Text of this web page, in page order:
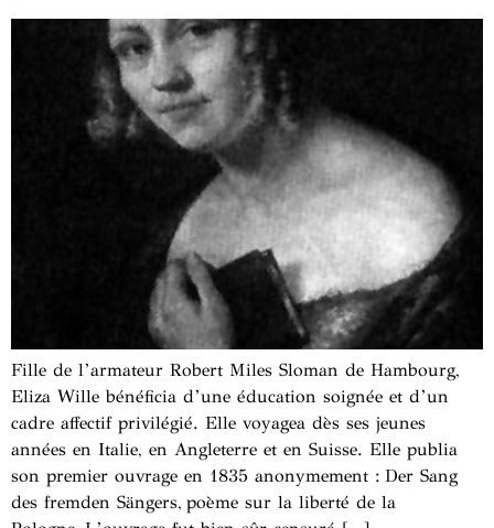
Fille de l’armateur Robert Miles Sloman de Hambourg,
Eliza Wille bénéficia d’une éducation soignée et d’un
cadre affectif privilégié. Elle voyagea dès ses jeunes
années en Italie, en Angleterre et en Suisse. Elle publia
son premier ouvrage en 1835 anonymement : Der Sang
des fremden Sängers, poème sur la liberté de la